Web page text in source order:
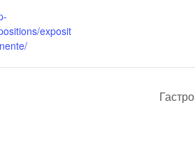
exposit